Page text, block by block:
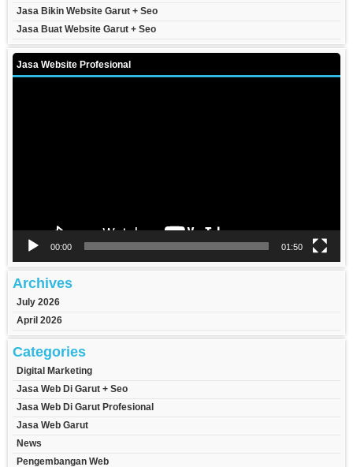
Jasa Bikin Website Garut + Seo
Jasa Buat Website Garut + Seo
Jasa Website Profesional
00:00 01:50
Archives
July 2026
April 2026
Categories
Digital Marketing
Jasa Web Di Garut + Seo
Jasa Web Di Garut Profesional
Jasa Web Garut
News
Pengembangan Web